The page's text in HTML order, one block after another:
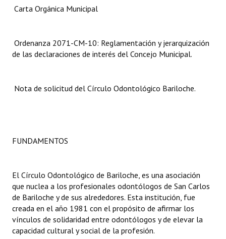
Organigrama
Informes de Gestión
Ejecución Presupuestaria
Actas de Audiencias Públicas
NORMATIVA
Carta Orgánica Municipal
Ordenanza 2071-CM-10: Reglamentación y jerarquización
de las declaraciones de interés del Concejo Municipal.
Nota de solicitud del Círculo Odontológico Bariloche.
FUNDAMENTOS
El Círculo Odontológico de Bariloche, es una asociación
que nuclea a los profesionales odontólogos de San Carlos
de Bariloche y de sus alrededores. Esta institución, fue
creada en el año 1981 con el propósito de afirmar los
vínculos de solidaridad entre odontólogos y de elevar la
capacidad cultural y social de la profesión.